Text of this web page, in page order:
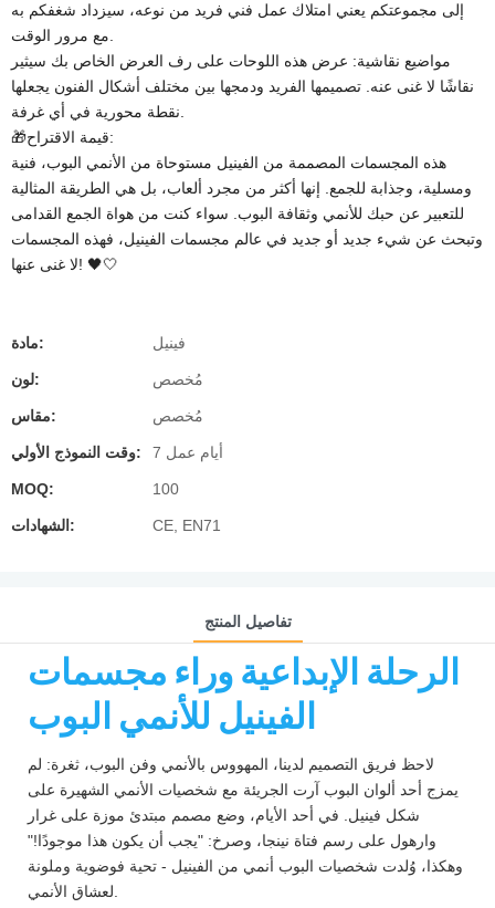
إلى مجموعتكم يعني امتلاك عمل فني فريد من نوعه، سيزداد شغفكم به
مواضيع نقاشية: عرض هذه اللوحات على رف العرض الخاص بك سيثير
نقاشًا لا غنى عنه. تصميمها الفريد ودمجها بين مختلف أشكال الفنون يجعلها
🎁قيمة الاقتراح:
هذه المجسمات المصممة من الفينيل مستوحاة من الأنمي البوب، فنية
ومسلية، وجذابة للجمع. إنها أكثر من مجرد ألعاب، بل هي الطريقة المثالية
للتعبير عن حبك للأنمي وثقافة البوب. سواء كنت من هواة الجمع القدامى
وتبحث عن شيء جديد أو جديد في عالم مجسمات الفينيل، فهذه المجسمات
لا غنى عنها! 🖤🤍
مادة: فينيل
لون: مُخصص
مقاس: مُخصص
وقت النموذج الأولي: 7 أيام عمل
MOQ: 100
الشهادات: CE, EN71
تفاصيل المنتج
الرحلة الإبداعية وراء مجسمات
الفينيل للأنمي البوب
لاحظ فريق التصميم لدينا، المهووس بالأنمي وفن البوب، ثغرة: لم
يمزج أحد ألوان البوب ​​آرت الجريئة مع شخصيات الأنمي الشهيرة على
شكل فينيل. في أحد الأيام، وضع مصمم مبتدئ موزة على غرار
وارهول على رسم فتاة نينجا، وصرخ: "يجب أن يكون هذا موجودًا!"
وهكذا، وُلدت شخصيات البوب ​​أنمي من الفينيل - تحية فوضوية وملونة
لعشاق الأنمي.